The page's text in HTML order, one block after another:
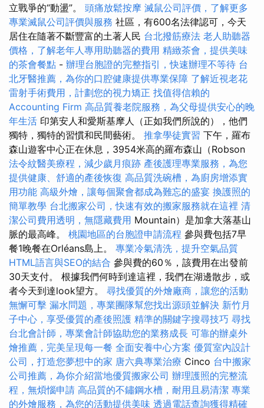
立戰爭的“動盪”。 頭痛放鬆按摩 滅鼠公司評價，了解更多
專業滅鼠公司評價與服務 社區，有600名法律認可，今天
居住在隨著不斷豐富的土著人民 台北撥筋療法 老人助聽器
價格，了解老年人專用助聽器的費用 精緻茶會，提供美味
的茶會餐點 - 辦理台胞證的完整指引，快速辦理不等待 台
北牙醫推薦，為你的口腔健康提供專業保障 了解近視老花
雷射手術費用，計劃您的視力矯正 找值得信賴的
Accounting Firm 高品質養老院服務，為父母提供安心的晚
年生活 印第安人和愛斯基摩人（正如我們所說的），他們
獨特，獨特的習慣和民間藝術。 推拿學徒實習 下午，羅布
森山遊客中心正在休息，3954米高的羅布森山（Robson
法令紋醫美療程，減少歲月痕跡 產後護理專業服務，為您
提供健康、舒適的產後恢復 高品質洗碗槽，為廚房增添實
用功能 高級外燴，讓每個聚會都成為難忘的盛宴 換護照的
簡單教學 台北搬家公司，快速有效的搬家服務就在這裡 清
潔公司費用透明，無隱藏費用 Mountain）是加拿大落基山
脈的最高峰。 桃園地區的台胞證申請流程 參與費包括7早
餐1晚餐在Orléans島上。 專業冷氣清洗，提升空氣品質
HTML語言與SEO的結合 參與費的60％，該費用在出發前
30天支付。 根據我們何時到達這裡，我們在湖邊散步，或
者今天到達look望方。 尋找優質的外燴廠商，讓您的活動
無懈可擊 漏水問題，專業團隊幫您找出源頭並解決 新竹月
子中心，享受優質的產後照護 精準的關鍵字搜尋技巧 尋找
台北會計師，專業會計師協助您的業務成長 可靠的辦桌外
燴推薦，完美呈現每一餐 全面安養中心方案 優質室內設計
公司，打造您夢想中的家 唐六典專業治療 Cinco 台中搬家
公司推薦，為你介紹當地優質搬家公司 辦理護照的完整流
程，無煩惱申請 高品質的不鏽鋼水槽，耐用且易清潔 專業
的外燴服務，為您的活動提供美味 透過電話查詢獲得精確